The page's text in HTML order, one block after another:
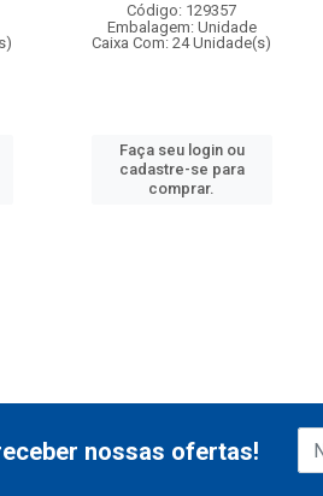
Código: 129357
Embalagem: Unidade
Caixa Com: 24 Unidade(s)
Faça seu login ou
cadastre-se para
comprar.
nossas ofertas!